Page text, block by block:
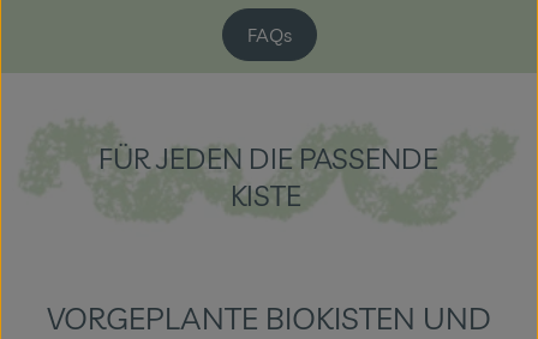
FAQs
FÜR JEDEN DIE PASSENDE
KISTE
VORGEPLANTE BIOKISTEN UND